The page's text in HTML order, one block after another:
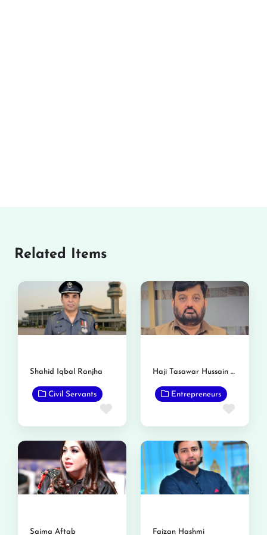
Related Items
Shahid Iqbal Ranjha
Civil Servants
Favorite
Haji Tasawar Hussain Saraf
Entrepreneurs
Saima Aftab Faizan Hashmi